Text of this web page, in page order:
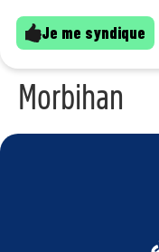
Je me syndique
Morbihan